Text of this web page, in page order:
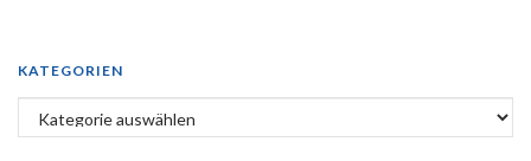
KATEGORIEN
Kategorien